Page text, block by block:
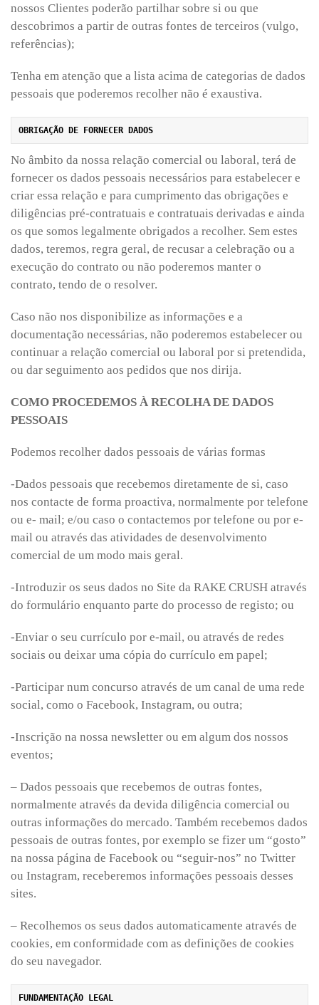
nossos Clientes poderão partilhar sobre si ou que
descobrimos a partir de outras fontes de terceiros (vulgo,
referências);
Tenha em atenção que a lista acima de categorias de dados
pessoais que poderemos recolher não é exaustiva.
OBRIGAÇÃO DE FORNECER DADOS
No âmbito da nossa relação comercial ou laboral, terá de
fornecer os dados pessoais necessários para estabelecer e
criar essa relação e para cumprimento das obrigações e
diligências pré-contratuais e contratuais derivadas e ainda
os que somos legalmente obrigados a recolher. Sem estes
dados, teremos, regra geral, de recusar a celebração ou a
execução do contrato ou não poderemos manter o
contrato, tendo de o resolver.
Caso não nos disponibilize as informações e a
documentação necessárias, não poderemos estabelecer ou
continuar a relação comercial ou laboral por si pretendida,
ou dar seguimento aos pedidos que nos dirija.
COMO PROCEDEMOS À RECOLHA DE DADOS
PESSOAIS
Podemos recolher dados pessoais de várias formas
-Dados pessoais que recebemos diretamente de si, caso
nos contacte de forma proactiva, normalmente por telefone
ou e- mail; e/ou caso o contactemos por telefone ou por e-
mail ou através das atividades de desenvolvimento
comercial de um modo mais geral.
-Introduzir os seus dados no Site da RAKE CRUSH através
do formulário enquanto parte do processo de registo; ou
-Enviar o seu currículo por e-mail, ou através de redes
sociais ou deixar uma cópia do currículo em papel;
-Participar num concurso através de um canal de uma rede
social, como o Facebook, Instagram, ou outra;
-Inscrição na nossa newsletter ou em algum dos nossos
eventos;
– Dados pessoais que recebemos de outras fontes,
normalmente através da devida diligência comercial ou
outras informações do mercado. Também recebemos dados
pessoais de outras fontes, por exemplo se fizer um “gosto”
na nossa página de Facebook ou “seguir-nos” no Twitter
ou Instagram, receberemos informações pessoais desses
sites.
– Recolhemos os seus dados automaticamente através de
cookies, em conformidade com as definições de cookies
do seu navegador.